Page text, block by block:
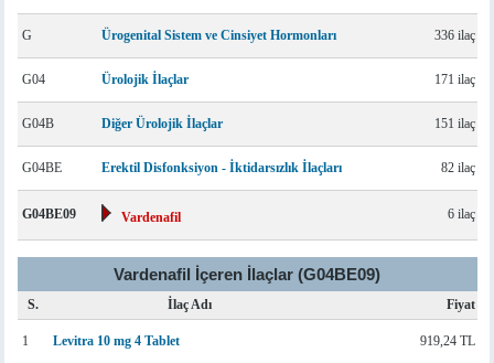
G Ürogenital Sistem ve Cinsiyet Hormonları 336 ilaç
G04 Ürolojik İlaçlar 171 ilaç
G04B Diğer Ürolojik İlaçlar 151 ilaç
G04BE Erektil Disfonksiyon - İktidarsızlık İlaçları 82 ilaç
G04BE09 Vardenafil 6 ilaç
Vardenafil İçeren İlaçlar (G04BE09)
S. İlaç Adı Fiyat
1 Levitra 10 mg 4 Tablet 919,24 TL